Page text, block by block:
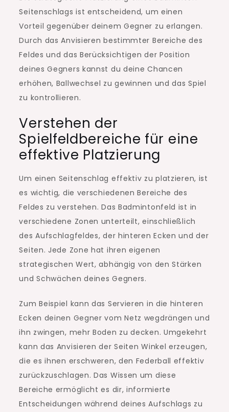
Seitenschlags ist entscheidend, um einen
Vorteil gegenüber deinem Gegner zu erlangen.
Durch das Anvisieren bestimmter Bereiche des
Feldes und das Berücksichtigen der Position
deines Gegners kannst du deine Chancen
erhöhen, Ballwechsel zu gewinnen und das Spiel
zu kontrollieren.
Verstehen der
Spielfeldbereiche für eine
effektive Platzierung
Um einen Seitenschlag effektiv zu platzieren, ist
es wichtig, die verschiedenen Bereiche des
Feldes zu verstehen. Das Badmintonfeld ist in
verschiedene Zonen unterteilt, einschließlich
des Aufschlagfeldes, der hinteren Ecken und der
Seiten. Jede Zone hat ihren eigenen
strategischen Wert, abhängig von den Stärken
und Schwächen deines Gegners.
Zum Beispiel kann das Servieren in die hinteren
Ecken deinen Gegner vom Netz wegdrängen und
ihn zwingen, mehr Boden zu decken. Umgekehrt
kann das Anvisieren der Seiten Winkel erzeugen,
die es ihnen erschweren, den Federball effektiv
zurückzuschlagen. Das Wissen um diese
Bereiche ermöglicht es dir, informierte
Entscheidungen während deines Aufschlags zu